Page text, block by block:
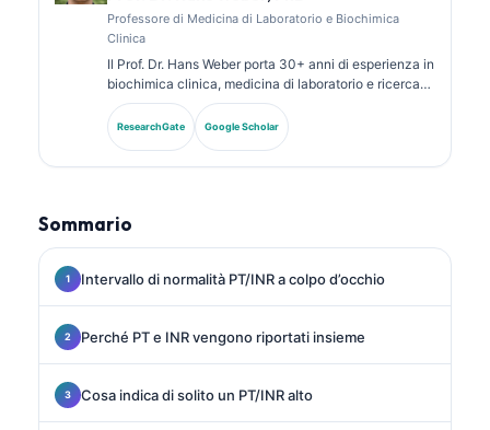
Professore di Medicina di Laboratorio e Biochimica
Clinica
Il Prof. Dr. Hans Weber porta 30+ anni di esperienza in
biochimica clinica, medicina di laboratorio e ricerca
sui biomarcatori. Ex Presidente della Società Tedesca
di Chimica Clinica, si specializza nell’analisi dei
pannelli diagnostici, nella standardizzazione dei
ResearchGate Google Scholar
Sommario
Intervallo di normalità PT/INR a colpo d’occhio
Perché PT e INR vengono riportati insieme
Cosa indica di solito un PT/INR alto